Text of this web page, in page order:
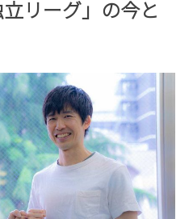
立リーグ」の今と